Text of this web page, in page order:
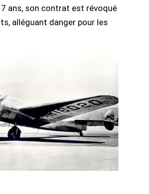
ans, son contrat est révoqué
alléguant danger pour les